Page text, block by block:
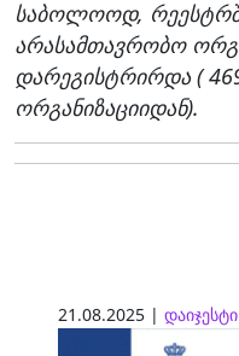
საბოლოოდ,
არასამთავრობო
დარეგისტრირდა (
ორგანიზაციიდან).
21.08.2025 | დაიჯესტი